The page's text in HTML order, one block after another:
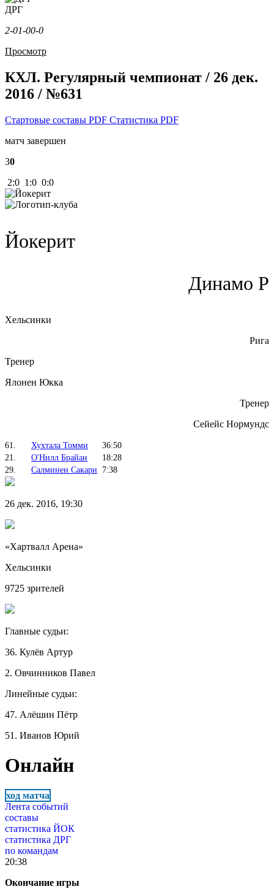
ДРГ
2-01-00-0
Просмотр
КХЛ. Регулярный чемпионат / 26 дек.
2016 / №631
Стартовые составы PDF Статистика PDF
матч завершен
30
2:0 1:0 0:0
Йокерит
Динамо Р
Хельсинки
Рига
Тренер
Ялонен Юкка
Тренер
Сейейс Нормундс
61. Хухтала Томми
36:50
21.
О'Нилл Брайан
18:28
29.
Салминен Сакари 7:38
26 дек. 2016, 19:30
«Хартвалл Арена»
Хельсинки
9725 зрителей
Главные судьи:
36. Кулёв Артур
2. Овчинников Павел
Линейные судьи:
47. Алёшин Пётр
51. Иванов Юрий
Онлайн
ход матча
Лента событий
составы
статистика ЙОК
статистика ДРГ
по командам
20:38
Окончание игры